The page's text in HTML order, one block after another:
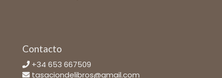
Contacto
+34 653 667509
tasaciondelibros@gmail.com